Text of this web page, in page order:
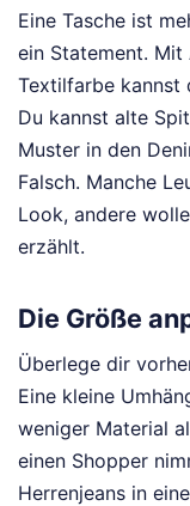
Eine Tasche ist
ein Statement.
Textilfarbe kannst
Du kannst alte
Muster in den
Falsch. Manche
Look, andere
erzählt.
Die Größe
Überlege dir
Eine kleine
weniger Material
einen Shopper
Herrenjeans in